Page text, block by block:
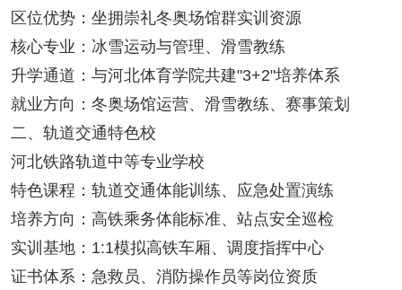
区位优势：坐拥崇礼冬奥场馆群实训资源
核心专业：冰雪运动与管理、滑雪教练
升学通道：与河北体育学院共建"3+2"培养体系
就业方向：冬奥场馆运营、滑雪教练、赛事策划
二、轨道交通特色校
河北铁路轨道中等专业学校
特色课程：轨道交通体能训练、应急处置演练
培养方向：高铁乘务体能标准、站点安全巡检
实训基地：1:1模拟高铁车厢、调度指挥中心
证书体系：急救员、消防操作员等岗位资质